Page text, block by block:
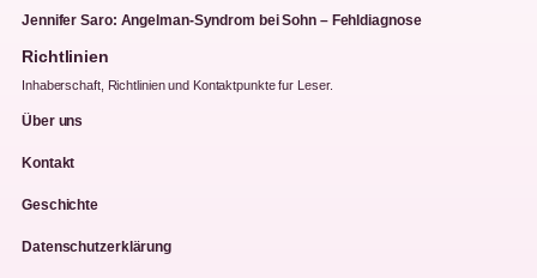
Jennifer Saro: Angelman-Syndrom bei Sohn – Fehldiagnose
Richtlinien
Inhaberschaft, Richtlinien und Kontaktpunkte fur Leser.
Über uns
Kontakt
Geschichte
Datenschutzerklärung